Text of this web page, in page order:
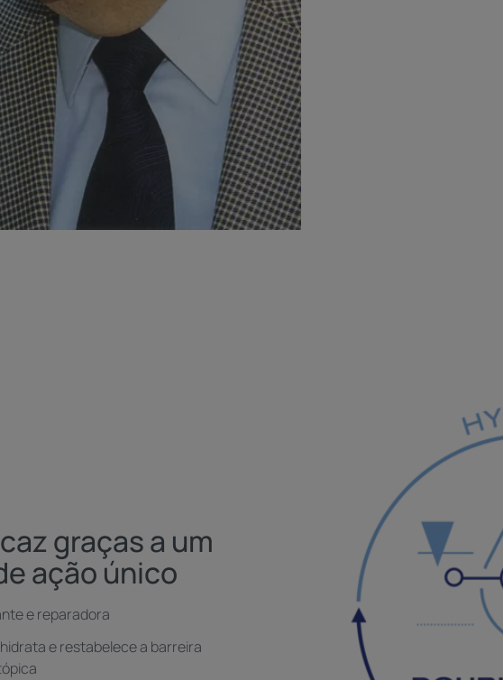
graças a um
ação único
e reparadora
e restabelece a barreira